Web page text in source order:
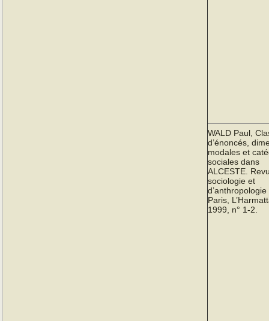
WALD Paul,
d’énoncés,
modales et
sociales dans
ALCESTE.
sociologie et
d’anthropologie
Paris,
1999, n° 1-2.